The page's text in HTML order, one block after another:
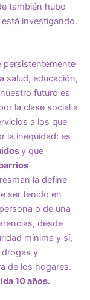
también hubo
investigando.
persistentemente
salud, educación,
futuro es
la clase social a
a los que
la inequidad: es
y que
la define
ser tenido en
o de una
desde
mínima y sí,
drogas y
de los hogares.
10 años.